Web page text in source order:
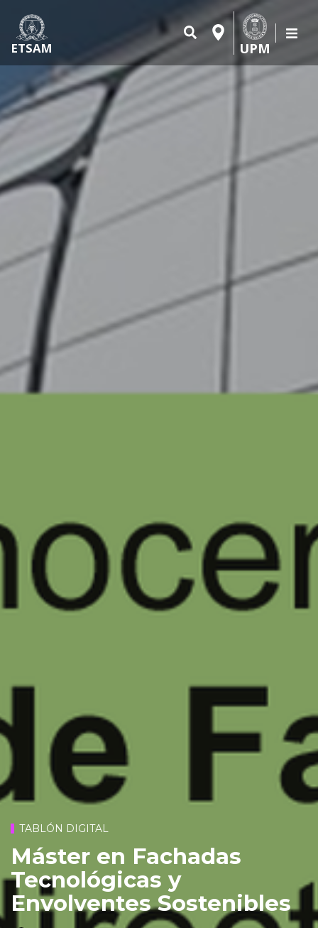
ETSAM UPM
TABLÓN DIGITAL
Máster en Fachadas
Tecnológicas y
Envolventes Sostenibles